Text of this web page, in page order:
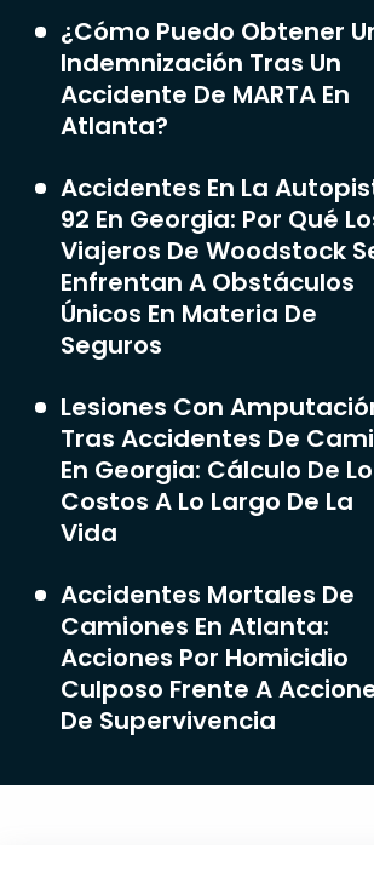
¿Cómo Puedo Obtener
Indemnización Tras Un
Accidente De MARTA En
Atlanta?
Accidentes En La
92 En Georgia: Por Qué
Viajeros De Woodstock
Enfrentan A Obstáculos
Únicos En Materia De
Seguros
Lesiones Con
Tras Accidentes De
En Georgia: Cálculo De
Costos A Lo Largo De La
Vida
Accidentes Mortales De
Camiones En Atlanta:
Acciones Por Homicidio
Culposo Frente A
De Supervivencia